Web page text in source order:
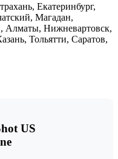
Екатеринбург,
Магадан,
Алматы, Нижневартовск,
Тольятти, Саратов,
US